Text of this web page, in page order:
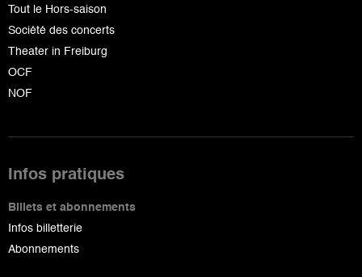
Tout le Hors-saison
Société des concerts
Theater in Freiburg
OCF
NOF
Infos pratiques
Billets et abonnements
Infos billetterie
Abonnements